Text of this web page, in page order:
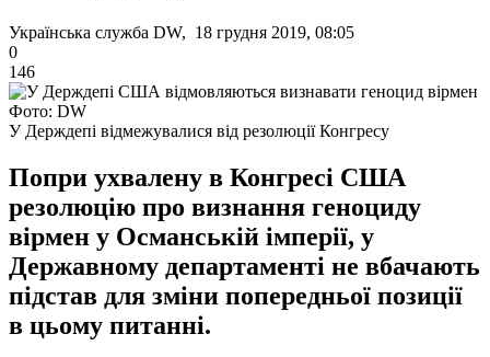
Українська служба DW, 18 грудня 2019, 08:05
0
146
Фото: DW
У Держдепі відмежувалися від резолюції Конгресу
Попри ухвалену в Конгресі США
резолюцію про визнання геноциду
вірмен у Османській імперії, у
Державному департаменті не вбачають
підстав для зміни попередньої позиції
в цьому питанні.